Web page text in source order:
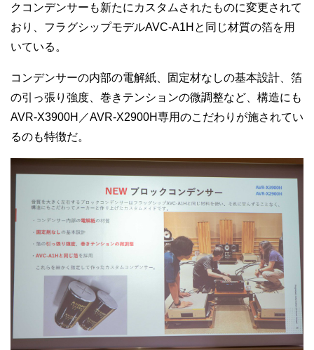
クコンデンサーも新たにカスタムされたものに変更されて
おり、フラグシップモデルAVC-A1Hと同じ材質の箔を用
いている。
コンデンサーの内部の電解紙、固定材なしの基本設計、箔
の引っ張り強度、巻きテンションの微調整など、構造にも
AVR-X3900H／AVR-X2900H専用のこだわりが施されてい
るのも特徴だ。